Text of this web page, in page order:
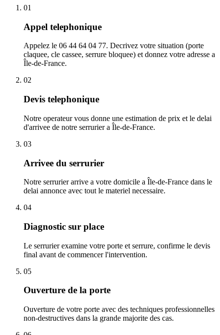
01
Appel telephonique
Appelez le 06 44 64 04 77. Decrivez votre situation (porte
claquee, cle cassee, serrure bloquee) et donnez votre adresse a
Île-de-France.
02
Devis telephonique
Notre operateur vous donne une estimation de prix et le delai
d'arrivee de notre serrurier a Île-de-France.
03
Arrivee du serrurier
Notre serrurier arrive a votre domicile a Île-de-France dans le
delai annonce avec tout le materiel necessaire.
04
Diagnostic sur place
Le serrurier examine votre porte et serrure, confirme le devis
final avant de commencer l'intervention.
05
Ouverture de la porte
Ouverture de votre porte avec des techniques professionnelles
non-destructives dans la grande majorite des cas.